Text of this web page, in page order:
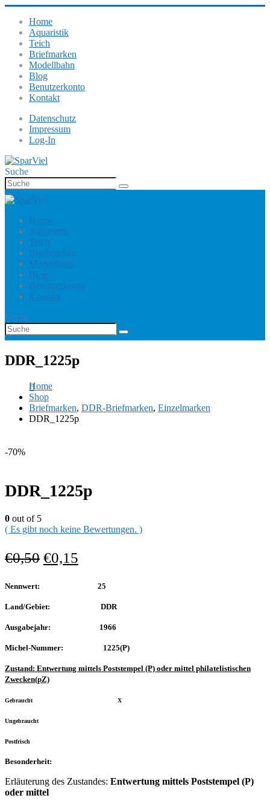
Home
Aquaristik
Teich
Briefmarken
Modellbahn
Blog
Benutzerkonto
Kontakt
Datenschutz
Impressum
Log-In
Suche
Home
Aquaristik
Teich
Briefmarken
Modellbahn
Blog
Benutzerkonto
Kontakt
Suche
DDR_1225p
Home
Shop
Briefmarken, DDR-Briefmarken, Einzelmarken
DDR_1225p
-70%
DDR_1225p
0 out of 5
( Es gibt noch keine Bewertungen. )
€0,50 €0,15
Nennwert: 25
Land/Gebiet: DDR
Ausgabejahr: 1966
Michel-Nummer: 1225(P)
Zustand: Entwertung mittels Poststempel (P) oder mittel philatelistischen
Zwecken(pZ)
Gebraucht X
Ungebraucht
Postfrisch
Besonderheit:
Erläuterung des Zustandes: Entwertung mittels Poststempel (P)
oder mittel